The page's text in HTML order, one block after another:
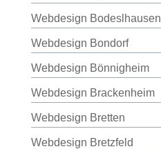
Webdesign Bodeslhausen
Webdesign Bondorf
Webdesign Bönnigheim
Webdesign Brackenheim
Webdesign Bretten
Webdesign Bretzfeld